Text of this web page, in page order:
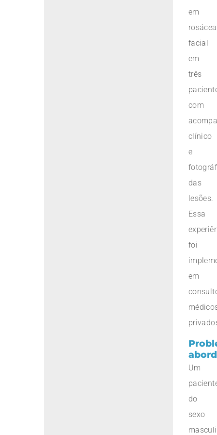
em
rosácea
facial
em
três
com
clínico
e
das
lesões.
Essa
foi
em
Um
do
sexo